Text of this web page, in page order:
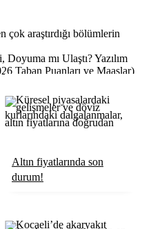
mı Ulaştı? Yazılım
Taban Puanları ve Maaşlar)
Altın fiyatlarında son
durum!